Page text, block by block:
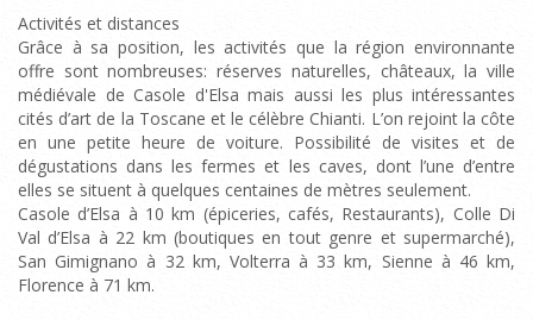
Activités et distances
Grâce à sa position, les activités que la région environnante
offre sont nombreuses: réserves naturelles, châteaux, la ville
médiévale de Casole d'Elsa mais aussi les plus intéressantes
cités d’art de la Toscane et le célèbre Chianti. L’on rejoint la côte
en une petite heure de voiture. Possibilité de visites et de
dégustations dans les fermes et les caves, dont l’une d’entre
elles se situent à quelques centaines de mètres seulement.
Casole d’Elsa à 10 km (épiceries, cafés, Restaurants), Colle Di
Val d’Elsa à 22 km (boutiques en tout genre et supermarché),
San Gimignano à 32 km, Volterra à 33 km, Sienne à 46 km,
Florence à 71 km.